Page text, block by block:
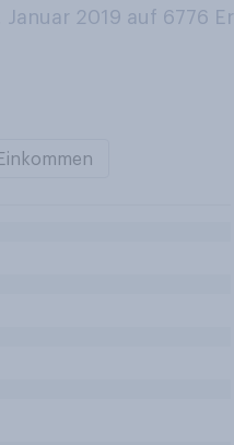
2019 auf 6776
Einkommen